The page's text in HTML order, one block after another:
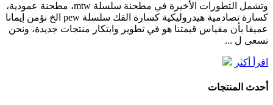
وتشمل التطورات الأخيرة في مطحنة سلسلة mtw، مطحنة عمودية،
كسارة تصادمية هيدروليكية كسارة الفك سلسلة pew الخ نؤمن إيمانا
عميقا بأن مقياس قيمتنا هو في تطوير وابتكار منتجات جديدة، ونحن
نسعى ل ...
اقرأ أكثر
أحدث المنتجات